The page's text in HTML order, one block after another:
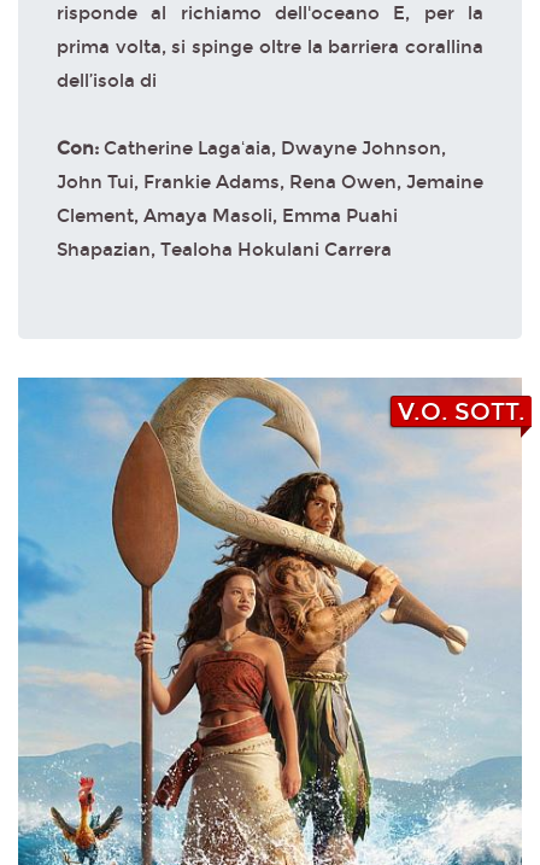
risponde al richiamo dell'oceano E, per la
prima volta, si spinge oltre la barriera corallina
dell’isola di
Con: Catherine Lagaʻaia, Dwayne Johnson,
John Tui, Frankie Adams, Rena Owen, Jemaine
Clement, Amaya Masoli, Emma Puahi
Shapazian, Tealoha Hokulani Carrera
V.O. SOTT.